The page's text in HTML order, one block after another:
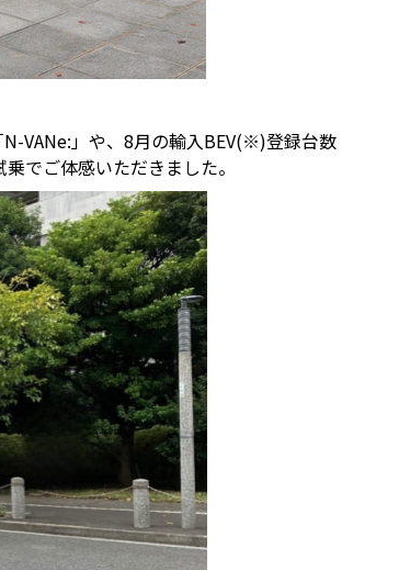
VANe:」や、8月の輸入BEV(※)登録台数
でご体感いただきました。